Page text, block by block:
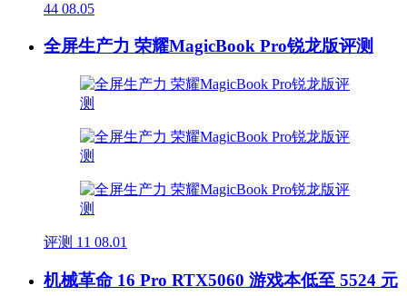
44 08.05
全屏生产力 荣耀MagicBook Pro锐龙版评测
评测 11 08.01
机械革命 16 Pro RTX5060 游戏本低至 5524 元